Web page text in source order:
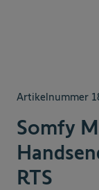
Artikelnummer
Somfy
RTS